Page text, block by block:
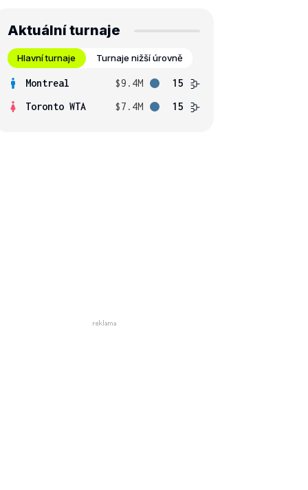
Aktuální turnaje
Hlavní turnaje Turnaje nižší úrovně
Montreal $9.4M
15
Toronto WTA
$7.4M 15